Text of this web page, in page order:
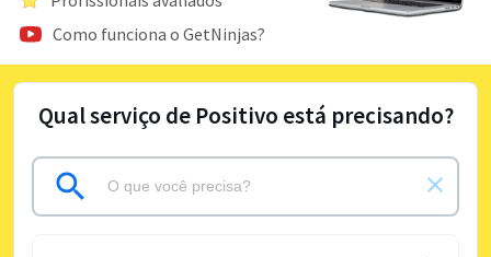
Como funciona o GetNinjas?
Qual serviço de Positivo está precisando?